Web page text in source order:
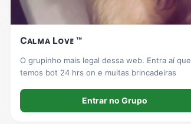
Cᴀʟᴍᴀ Lᴏᴠᴇ ™
O grupinho mais legal dessa web. Entra aí que
temos bot 24 hrs on e muitas brincadeiras
Entrar no Grupo